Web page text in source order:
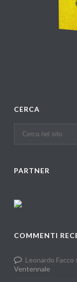
CERCA
PARTNER
COMMENTI
Leonardo Facco
Ventennale